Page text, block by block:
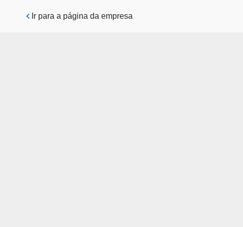
Pular para o conteúdo principal
Ir para a página da empresa